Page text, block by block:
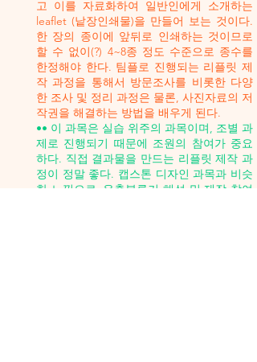
고 이를 자료화하여 일반인에게 소개하는
leaflet (낱장인쇄물)을 만들어 보는 것이다.
한 장의 종이에 앞뒤로 인쇄하는 것이므로
할 수 없이(?) 4~8종 정도 수준으로 종수를
한정해야 한다. 팀플로 진행되는 리플릿 제
작 과정을 통해서 방문조사를 비롯한 다양
한 조사 및 정리 과정은 물론, 사진자료의 저
작권을 해결하는 방법을 배우게 된다.
•• 이 과목은 실습 위주의 과목이며, 조별 과
제로 진행되기 때문에 조원의 참여가 중요
하다. 직접 결과물을 만드는 리플릿 제작 과
정이 정말 좋다. 캡스톤 디자인 과목과 비슷
한 느낌으로, 유충분류키 해석 및 제작 참여